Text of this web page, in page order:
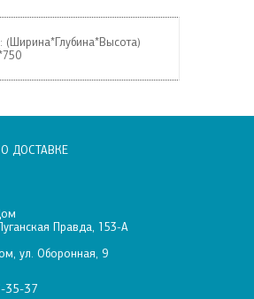
ДОСТАВКЕ
Правда, 153-А
ул. Оборонная, 9
35-37